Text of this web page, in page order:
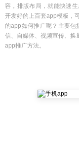
容，排版布局，就能快速
开发好的上百套app模板，
的app如何推广呢？主要包
信、自媒体、视频宣传、换
app推广方法。